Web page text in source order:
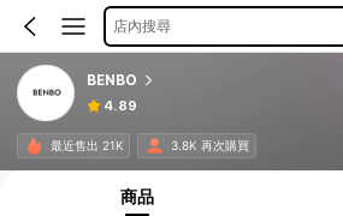
店內搜尋
BENBO
4.89
最近售出 21K 3.8K 再次購買
商品